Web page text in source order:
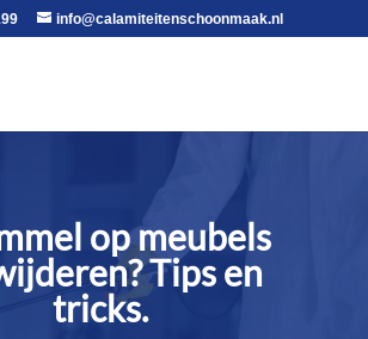
info@calamiteitenschoonmaak.nl
op meubels
Tips en
tricks.​